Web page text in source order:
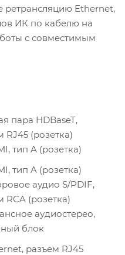
ретрансляцию Ethernet,
ИК по кабелю на
с совместимым
пара HDBaseT,
RJ45 (розетка)
тип A (розетка)
тип A (розетка)
аудио S/PDIF,
RCA (розетка)
аудиостерео,
блок
разъем RJ45